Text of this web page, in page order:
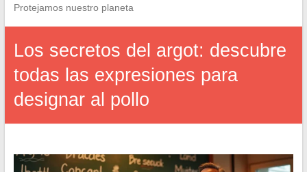
Protejamos nuestro planeta
Los secretos del argot: descubre
todas las expresiones para
designar al pollo